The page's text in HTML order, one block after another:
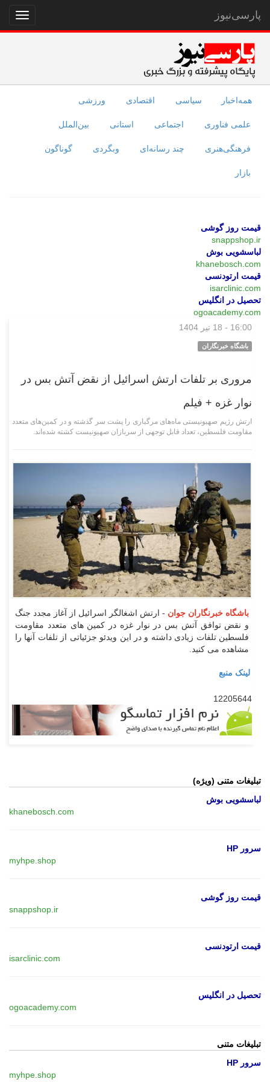
نمایش
منو
پارسی‌نیوز
همه‌اخبار سیاسی اقتصادی ورزشی
علمی فناوری اجتماعی استانی بین‌الملل
فرهنگی‌هنری چند رسانه‌ای وبگردی گوناگون
بازار
قیمت روز گوشی
snappshop.ir
لباسشویی بوش
khanebosch.com
قیمت ارتودنسی
isarclinic.com
تحصیل در انگلیس
ogoacademy.com
16:00 - 18 تیر 1404
باشگاه خبرنگاران
مروری بر تلفات ارتش اسرائیل از نقض آتش بس در
نوار غزه + فیلم
ارتش رژیم صهیونیستی ماه‌های مرگباری را پشت سر گذشته و در کمین‌های متعدد
مقاومت فلسطین، تعداد قابل توجهی از سربازان صهیونیست کشته شده‌اند.
باشگاه خبرنگاران جوان - ارتش اشغالگر اسرائیل از آغاز مجدد جنگ
و نقض توافق آتش بس در نوار غزه در کمین های متعدد مقاومت
فلسطین تلفات زیادی داشته و در این ویدئو جزئیاتی از تلفات آنها را
مشاهده می کنید.
لینک منبع
12205644
تبلیغات متنی (ویژه)
لباسشویی بوش
khanebosch.com
سرور HP
myhpe.shop
قیمت روز گوشی
snappshop.ir
قیمت ارتودنسی
isarclinic.com
تحصیل در انگلیس
ogoacademy.com
تبلیغات متنی
سرور HP
myhpe.shop